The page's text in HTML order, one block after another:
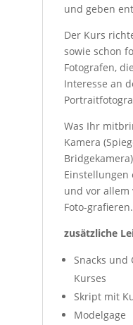
und geben
Der Kurs
sowie schon
Fotografen,
Interesse an
Was Ihr
Kamera
Einstellungen
und vor allem
Foto-grafieren.
zusätzliche
Snacks und
Kurses
Skript mit
Modelgage